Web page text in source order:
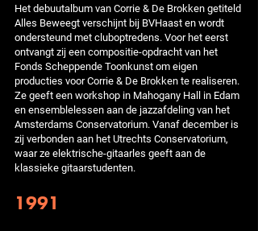
Het debuutalbum van Corrie & De Brokken getiteld
Alles Beweegt verschijnt bij BVHaast en wordt
ondersteund met cluboptredens. Voor het eerst
ontvangt zij een compositie-opdracht van het
Fonds Scheppende Toonkunst om eigen
producties voor Corrie & De Brokken te realiseren.
Ze geeft een workshop in Mahogany Hall in Edam
en ensemblelessen aan de jazzafdeling van het
Amsterdams Conservatorium. Vanaf december is
zij verbonden aan het Utrechts Conservatorium,
waar ze elektrische-gitaarles geeft aan de
klassieke gitaarstudenten.
1991